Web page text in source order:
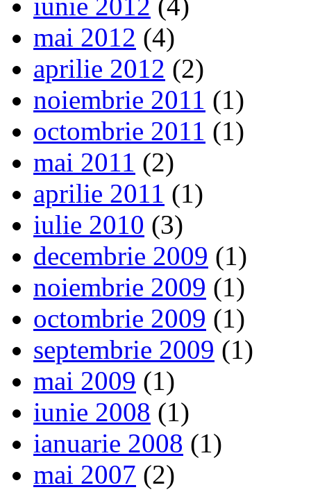
mai 2012 (4)
aprilie 2012 (2)
noiembrie 2011 (1)
octombrie 2011 (1)
mai 2011 (2)
aprilie 2011 (1)
iulie 2010 (3)
decembrie 2009 (1)
noiembrie 2009 (1)
octombrie 2009 (1)
septembrie 2009 (1)
mai 2009 (1)
iunie 2008 (1)
ianuarie 2008 (1)
mai 2007 (2)